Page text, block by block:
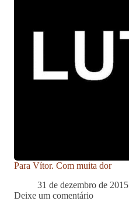
Para Vítor. Com muita dor
31 de dezembro de 2015
Deixe um comentário